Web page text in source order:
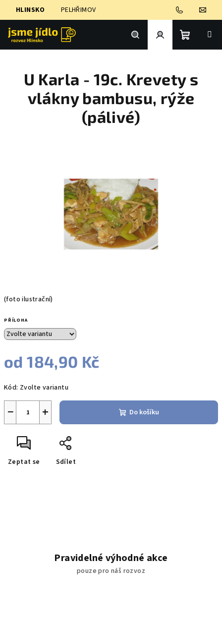
HLINSKO PELHŘIMOV
Hledat PřihlášeníNákupní
košík
(foto ilustrační)
PŘÍLOHA
od184,90 Kč
cena:
Kód: Zvolte variantu
+
− Do košíku
Zeptat se Sdílet
U Karla - 19c. Krevety s
vlákny bambusu, rýže
(pálivé)
Pravidelné výhodné akce
pouze pro náš rozvoz